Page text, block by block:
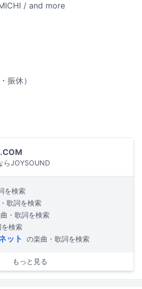
/ and more
振休）
らJOYSOUND
を検索
歌詞を検索
・歌詞を検索
検索
ット の楽曲・歌詞を検索
もっと見る